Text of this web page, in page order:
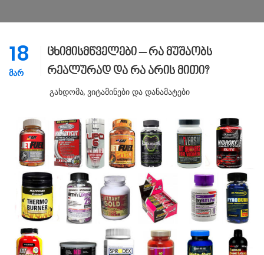
18
ᲛᲐᲠ
ცხიმისმწველები – რა მუშაობს
რეალურად და რა არის მითი?
Გახდომა, Ვიტამინები Და Დანამატები